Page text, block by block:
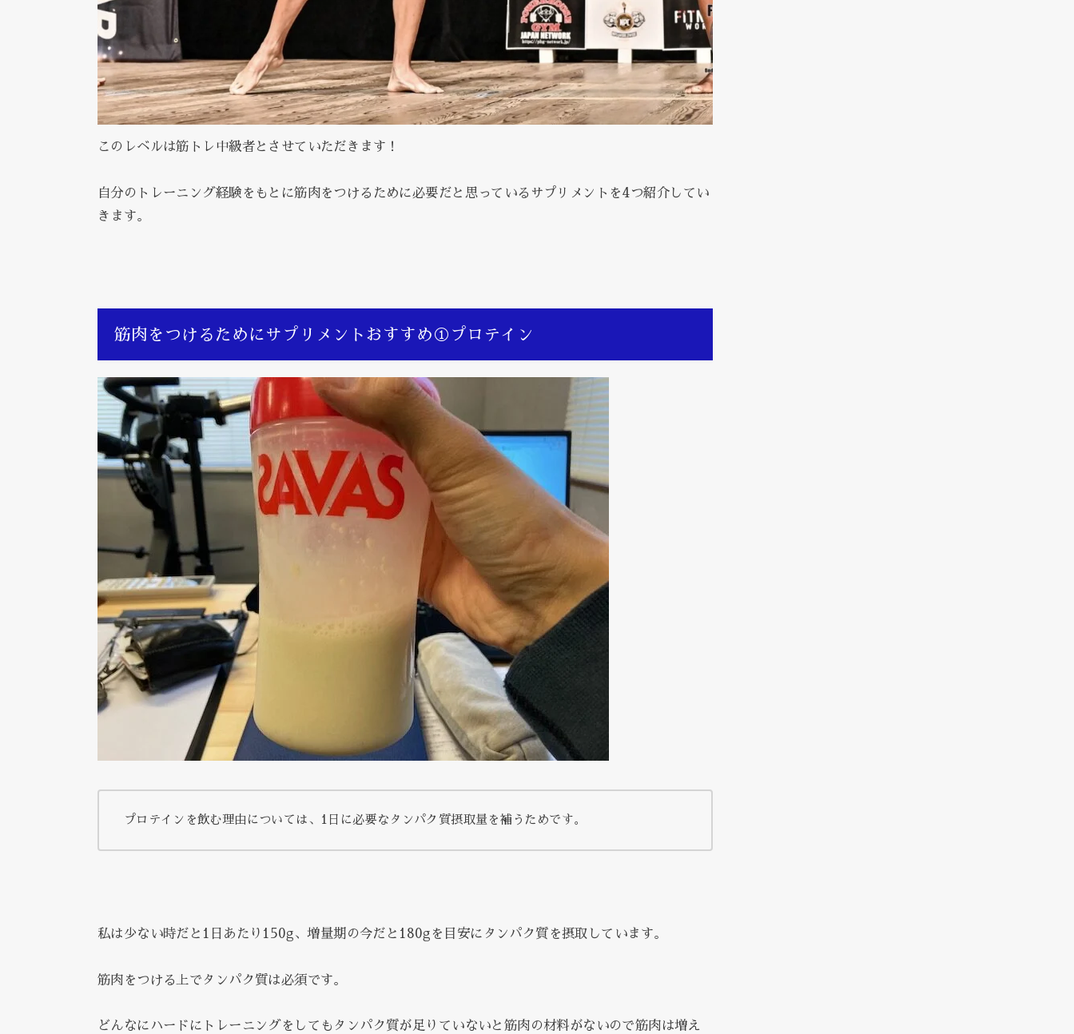
このレベルは筋トレ中級者とさせていただきます！
自分のトレーニング経験をもとに筋肉をつけるために必要だと思っているサプリメントを4つ紹介してい
きます。
筋肉をつけるためにサプリメントおすすめ①プロテイン
プロテインを飲む理由については、1日に必要なタンパク質摂取量を補うためです。
私は少ない時だと1日あたり150g、増量期の今だと180gを目安にタンパク質を摂取しています。
筋肉をつける上でタンパク質は必須です。
どんなにハードにトレーニングをしてもタンパク質が足りていないと筋肉の材料がないので筋肉は増え